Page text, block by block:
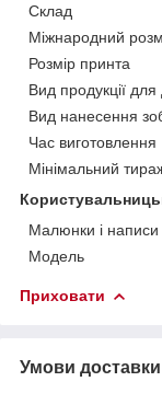
Склад
Міжнародний
Розмір принта
Вид продукції для
Вид нанесення
Час виготовлення
Мінімальний
Малюнки і написи
Модель
Приховати
Умови доставки